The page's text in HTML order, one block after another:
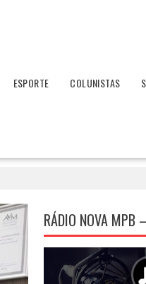
ESPORTE COLUNISTAS
RÁDIO NOVA MPB